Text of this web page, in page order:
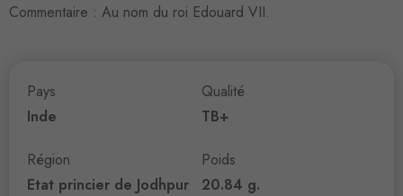
Commentaire : Au nom du roi Edouard VII.
Pays
Inde
Région
Etat princier de Jodhpur
Qualité
TB+
Poids
20.84 g.